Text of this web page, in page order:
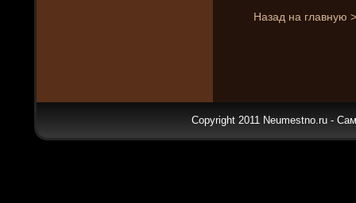
Назад на главную
Copyright 2011 Neumestno.ru -